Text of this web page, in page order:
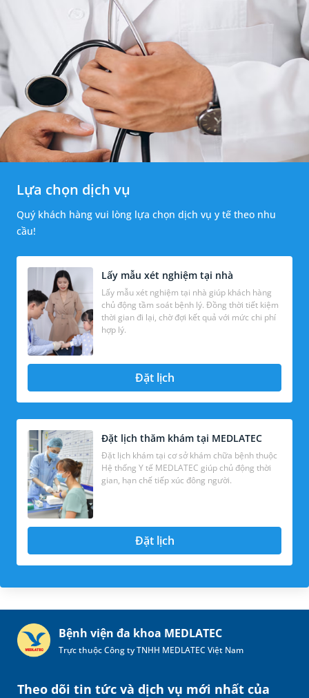
Lựa chọn dịch vụ
Quý khách hàng vui lòng lựa chọn dịch vụ y tế theo nhu
cầu!
Lấy mẫu xét nghiệm tại nhà
Lấy mẫu xét nghiệm tại nhà giúp khách hàng
chủ động tầm soát bệnh lý. Đồng thời tiết kiệm
thời gian đi lại, chờ đợi kết quả với mức chi phí
hợp lý.
Đặt lịch
Đặt lịch thăm khám tại MEDLATEC
Đặt lịch khám tại cơ sở khám chữa bệnh thuộc
Hệ thống Y tế MEDLATEC giúp chủ động thời
gian, hạn chế tiếp xúc đông người.
Đặt lịch
Bệnh viện đa khoa MEDLATEC
Trực thuộc Công ty TNHH MEDLATEC Việt Nam
Theo dõi tin tức và dịch vụ mới nhất của